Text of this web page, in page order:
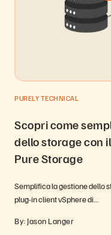
PURELY TECHNICAL
Scopri come
dello storage con
Pure Storage
Semplifica la gestione dello
plug-in client vSphere di…
By: Jason Langer